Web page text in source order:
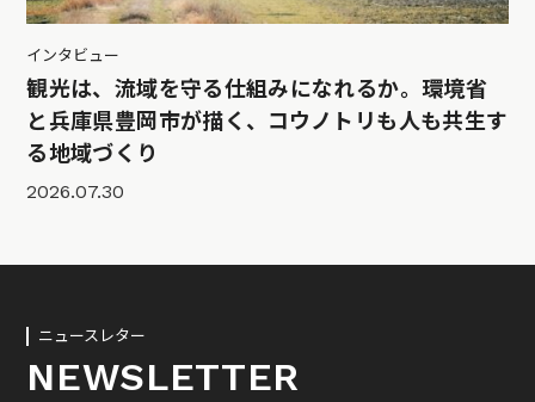
インタビュー
観光は、流域を守る仕組みになれるか。環境省
と兵庫県豊岡市が描く、コウノトリも人も共生す
る地域づくり
2026.07.30
ニュースレター
NEWSLETTER